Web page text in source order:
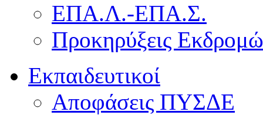
ΕΠΑ.Λ.-ΕΠΑ.Σ.
Προκηρύξεις
Εκπαιδευτικοί
Αποφάσεις ΠΥΣΔΕ